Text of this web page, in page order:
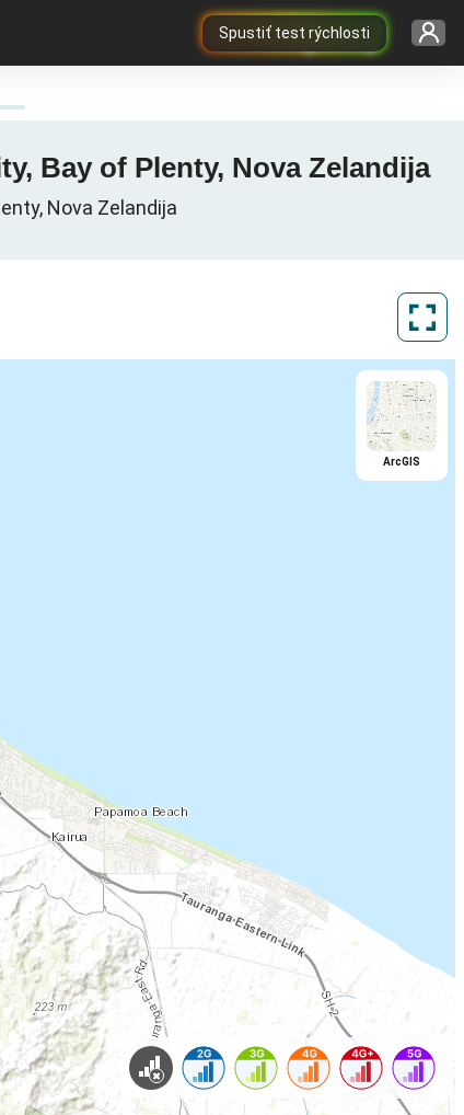
Spustiť test rýchlosti
Bay of Plenty, Nova Zelandija
Nova Zelandija
ArcGIS